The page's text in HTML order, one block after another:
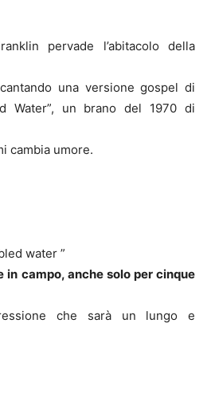
pervade l’abitacolo della
una versione gospel di
Water”, un brano del 1970 di
cambia umore.
water ”
in campo, anche solo per cinque
che sarà un lungo e